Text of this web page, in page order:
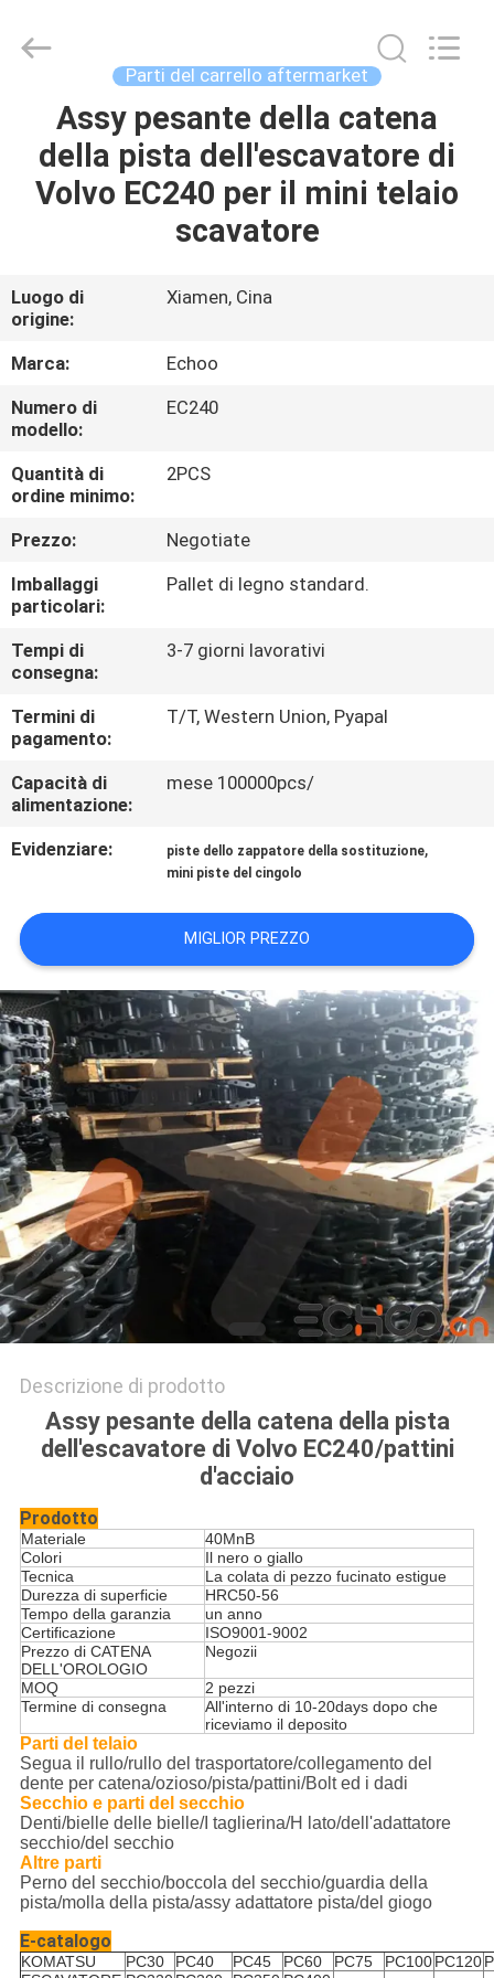
CASA
PRODOTTI
NOI
GIRO
DELLA
FABBRICA
CONTROLLO
DI
QUALITÀ
NOTIZIE
RICHIEDA
CITAZIONE
DEL
SITO
PRIVACY
POLICY
Corporation.
Parti del carrello aftermarket
Assy pesante della catena
della pista dell'escavatore di
Volvo EC240 per il mini telaio
scavatore
Luogo di
origine:
Xiamen, Cina
Marca:
Echoo
Numero di
modello:
EC240
Quantità di
ordine minimo:
2PCS
Prezzo:
Negotiate
Imballaggi
particolari:
Pallet di legno standard.
Tempi di
consegna:
3-7 giorni lavorativi
Termini di
pagamento:
T/T, Western Union, Pyapal
Capacità di
alimentazione:
mese 100000pcs/
Evidenziare: piste dello zappatore della sostituzione,
mini piste del cingolo
MIGLIOR PREZZO
Descrizione di prodotto
Assy pesante della catena della pista
dell'escavatore di Volvo EC240/pattini
d'acciaio
Prodotto
Materiale
40MnB
Colori
Il nero o giallo
Tecnica
La colata di pezzo fucinato estigue
Durezza di superficie
HRC50-56
Tempo della garanzia
un anno
Certificazione
ISO9001-9002
Prezzo di CATENA
DELL'OROLOGIO
Negozii
MOQ
2 pezzi
Termine di consegna
All'interno di 10-20days dopo che
riceviamo il deposito
Parti del telaio
Segua il rullo/rullo del trasportatore/collegamento del
dente per catena/ozioso/pista/pattini/Bolt ed i dadi
Secchio e parti del secchio
Denti/bielle delle bielle/I taglierina/H lato/dell'adattatore
secchio/del secchio
Altre parti
Perno del secchio/boccola del secchio/guardia della
pista/molla della pista/assy adattatore pista/del giogo
E-catalogo
KOMATSU PC30 PC40 PC45 PC60 PC75 PC100PC120